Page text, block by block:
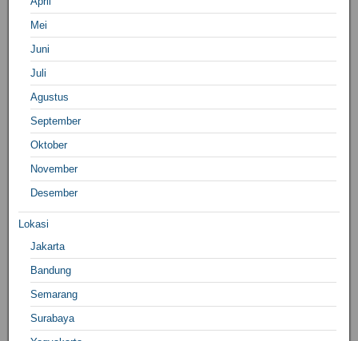
Mei
Juni
Juli
Agustus
September
Oktober
November
Desember
Lokasi
Jakarta
Bandung
Semarang
Surabaya